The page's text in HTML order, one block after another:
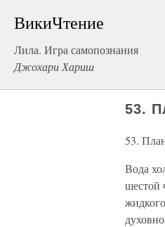
ВикиЧтение
Лила. Игра самопознания
Джохари Хариш
53.
53.
Вода
шестой